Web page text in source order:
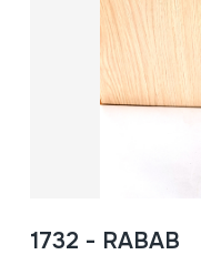
1732 - RABAB